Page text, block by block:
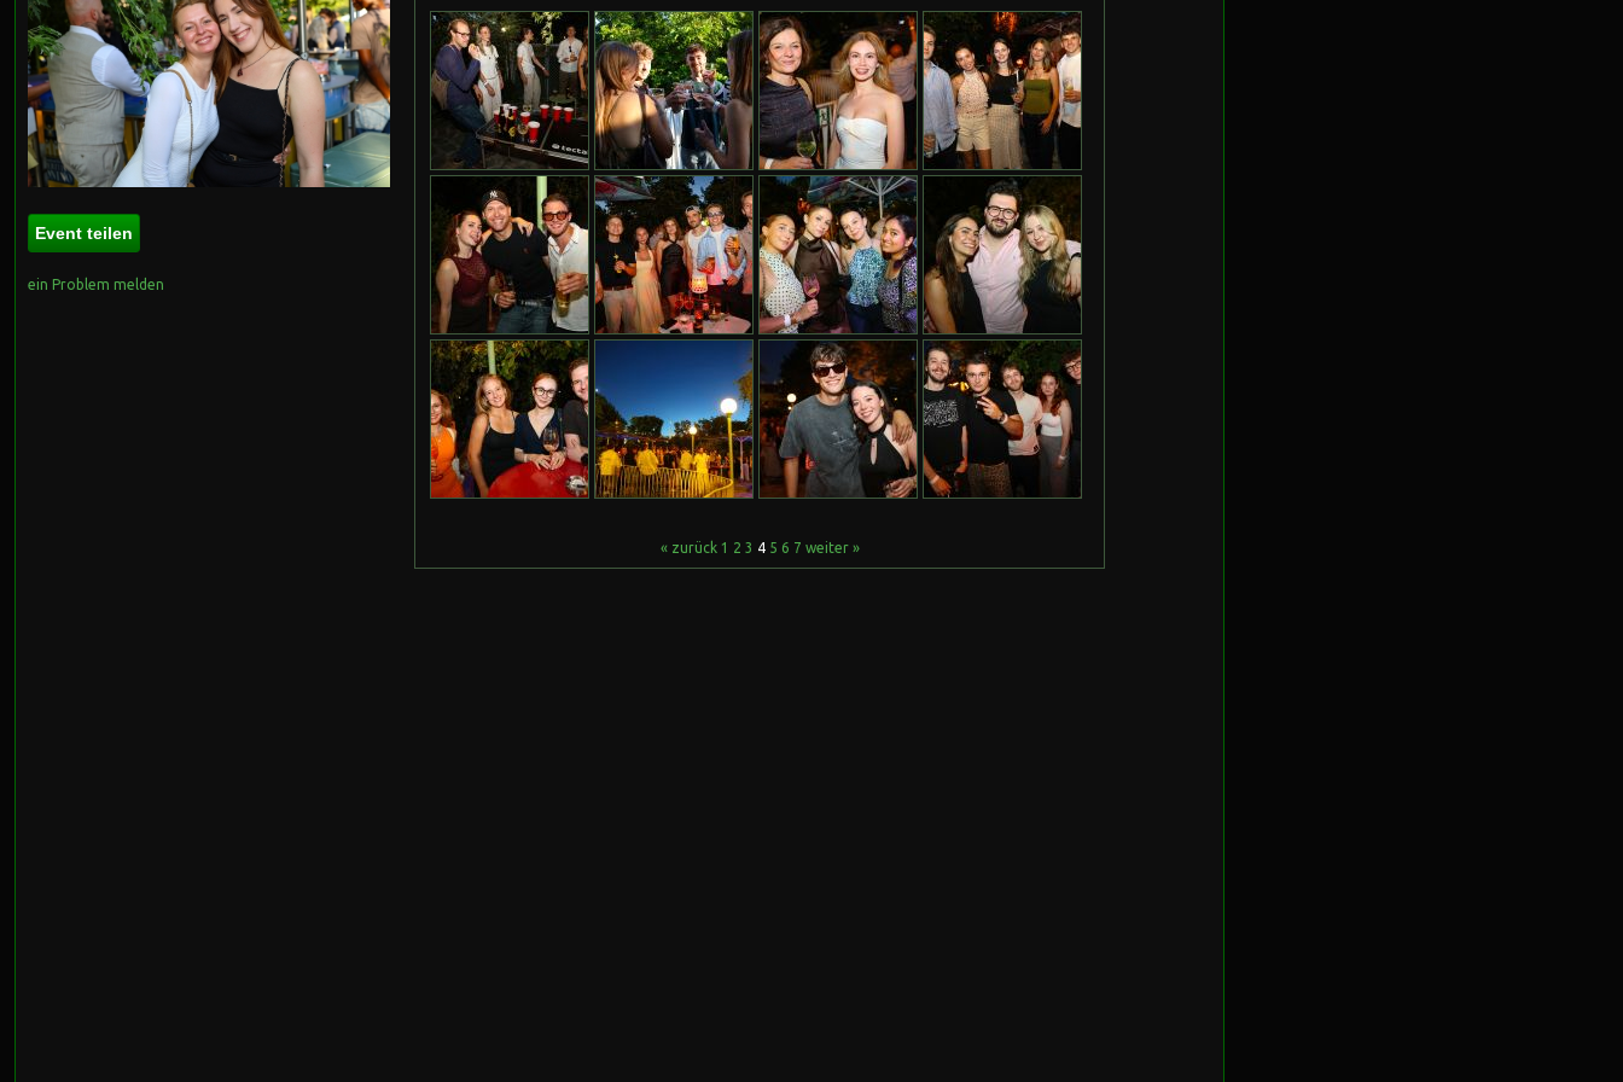
Event teilen
ein Problem melden
« zurück 1 2 3 4 5 6 7 weiter »